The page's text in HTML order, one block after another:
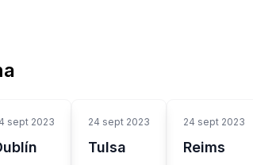
sept 2023 24 sept 2023
Tulsa
24 sept 2023
Reims